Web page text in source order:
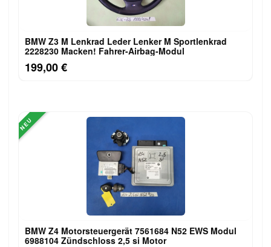
BMW Z3 M Lenkrad Leder Lenker M Sportlenkrad
2228230 Macken! Fahrer-Airbag-Modul
199,00 €
NEU
BMW Z4 Motorsteuergerät 7561684 N52 EWS Modul
6988104 Zündschloss 2,5 si Motor